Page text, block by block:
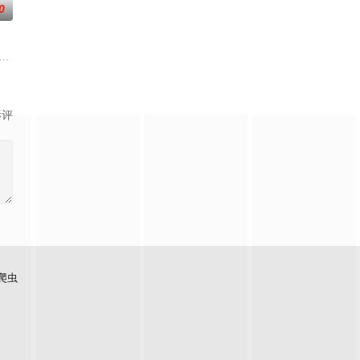
相识并成为好朋友，
央苏区第五次反围剿失败，红六军团奉命西征，进入贵
虫